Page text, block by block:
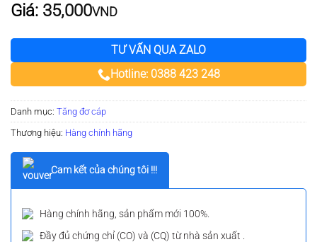
Giá: 35,000VND
TƯ VẤN QUA ZALO
Hotline: 0388 423 248
Cam kết của chúng tôi !!!
Hàng chính hãng, sản phẩm mới 100%.
Đầy đủ chứng chỉ (CO) và (CQ) từ nhà sản xuất .
Danh mục: Tăng đơ cáp
Thương hiệu: Hàng chính hãng